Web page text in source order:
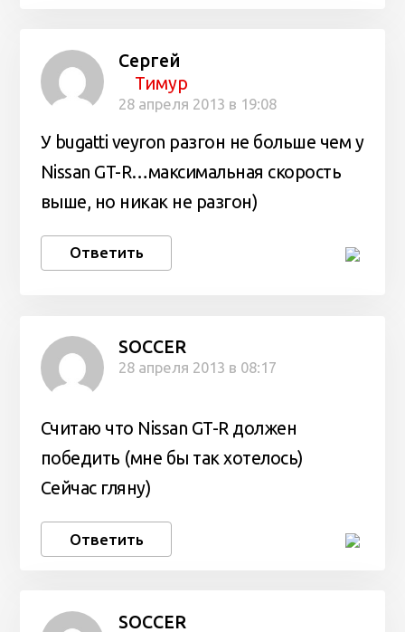
Сергей
Тимур
28 апреля 2013 в 19:08
У bugatti veyron разгон не больше чем у
Nissan GT-R…максимальная скорость
выше, но никак не разгон)
Ответить
SOCCER
28 апреля 2013 в 08:17
Считаю что Nissan GT-R должен
победить (мне бы так хотелось)
Сейчас гляну)
Ответить
SOCCER